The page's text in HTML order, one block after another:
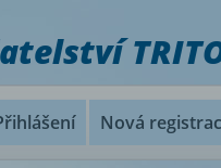
Nová